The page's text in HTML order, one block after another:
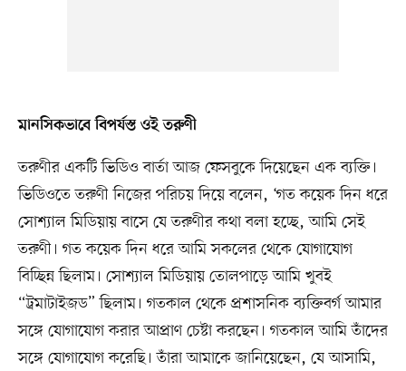
মানসিকভাবে বিপর্যস্ত ওই তরুণী
তরুণীর একটি ভিডিও বার্তা আজ ফেসবুকে দিয়েছেন এক ব্যক্তি।
ভিডিওতে তরুণী নিজের পরিচয় দিয়ে বলেন, ‘গত কয়েক দিন ধরে
সোশ্যাল মিডিয়ায় বাসে যে তরুণীর কথা বলা হচ্ছে, আমি সেই
তরুণী। গত কয়েক দিন ধরে আমি সকলের থেকে যোগাযোগ
বিচ্ছিন্ন ছিলাম। সোশ্যাল মিডিয়ায় তোলপাড়ে আমি খুবই
“ট্রমাটাইজড” ছিলাম। গতকাল থেকে প্রশাসনিক ব্যক্তিবর্গ আমার
সঙ্গে যোগাযোগ করার আপ্রাণ চেষ্টা করছেন। গতকাল আমি তাঁদের
সঙ্গে যোগাযোগ করেছি। তাঁরা আমাকে জানিয়েছেন, যে আসামি,